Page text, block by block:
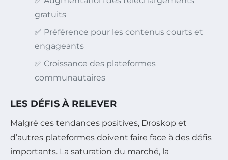
gratuits
✅ Préférence pour les contenus courts et
engageants
✅ Croissance des plateformes
communautaires
LES DÉFIS À RELEVER
Malgré ces tendances positives, Droskop et
d’autres plateformes doivent faire face à des défis
importants. La saturation du marché, la